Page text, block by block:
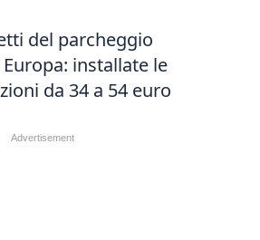
del parcheggio
Europa: installate le
da 34 a 54 euro